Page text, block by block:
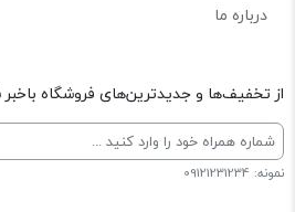
درباره ما
از تخفیف‌ها و جدیدترین‌های فروشگاه
نمونه: 09121231234